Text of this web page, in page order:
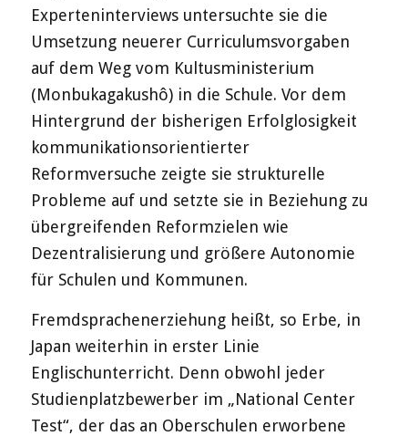
Experteninterviews untersuchte sie die
Umsetzung neuerer Curriculumsvorgaben
auf dem Weg vom Kultusministerium
(Monbukagakushô) in die Schule. Vor dem
Hintergrund der bisherigen Erfolglosigkeit
kommunikationsorientierter
Reformversuche zeigte sie strukturelle
Probleme auf und setzte sie in Beziehung zu
übergreifenden Reformzielen wie
Dezentralisierung und größere Autonomie
für Schulen und Kommunen.
Fremdsprachenerziehung heißt, so Erbe, in
Japan weiterhin in erster Linie
Englischunterricht. Denn obwohl jeder
Studienplatzbewerber im „National Center
Test“, der das an Oberschulen erworbene